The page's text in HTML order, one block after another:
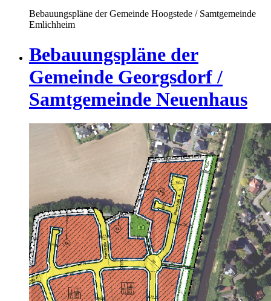
Bebauungspläne der Gemeinde Hoogstede / Samtgemeinde
Emlichheim
Bebauungspläne der
Gemeinde Georgsdorf /
Samtgemeinde Neuenhaus